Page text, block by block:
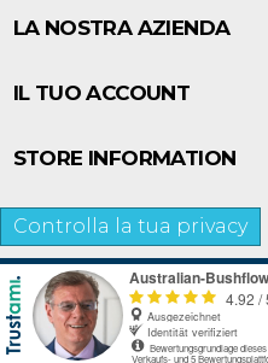
LA NOSTRA AZIENDA
IL TUO ACCOUNT
STORE INFORMATION
Controlla la tua privacy